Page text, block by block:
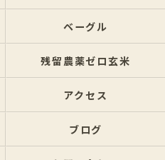
ベーグル
残留農薬ゼロ玄米
アクセス
ブログ